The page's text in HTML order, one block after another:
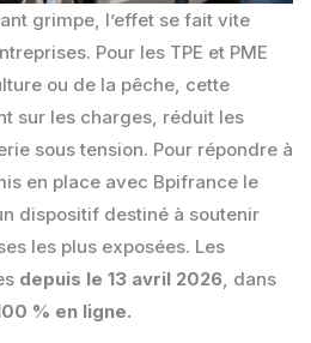
grimpe, l’effet se fait vite
Pour les TPE et PME
ou de la pêche, cette
sur les charges, réduit les
sous tension. Pour répondre à
en place avec Bpifrance le
dispositif destiné à soutenir
les plus exposées. Les
depuis le 13 avril 2026, dans
% en ligne.